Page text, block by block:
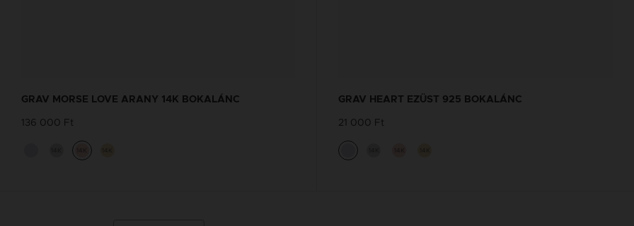
GRAV MORSE LOVE ARANY 14K BOKALÁNC
136 000 Ft
GRAV HEART EZÜST 925 BOKALÁNC
21 000 Ft